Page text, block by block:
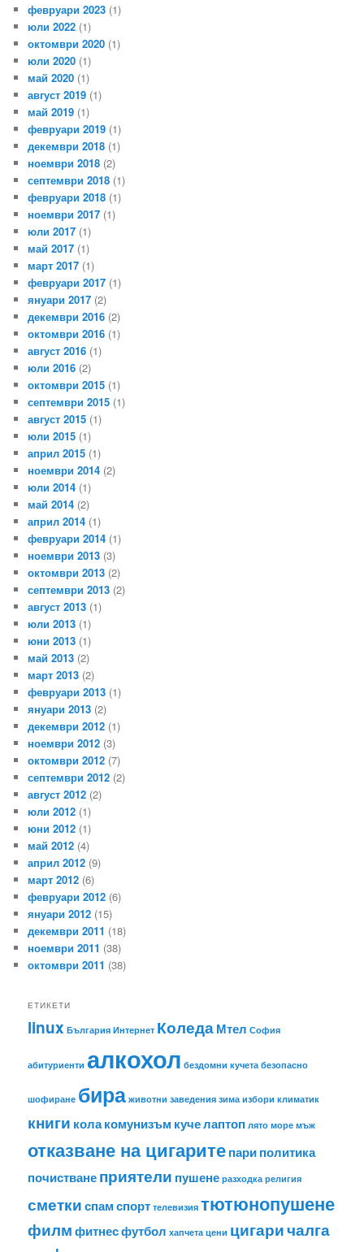
февруари 2023 (1)
юли 2022 (1)
октомври 2020 (1)
юли 2020 (1)
май 2020 (1)
август 2019 (1)
май 2019 (1)
февруари 2019 (1)
декември 2018 (1)
ноември 2018 (2)
септември 2018 (1)
февруари 2018 (1)
ноември 2017 (1)
юли 2017 (1)
май 2017 (1)
март 2017 (1)
февруари 2017 (1)
януари 2017 (2)
декември 2016 (2)
октомври 2016 (1)
август 2016 (1)
юли 2016 (2)
октомври 2015 (1)
септември 2015 (1)
август 2015 (1)
юли 2015 (1)
април 2015 (1)
ноември 2014 (2)
юли 2014 (1)
май 2014 (2)
април 2014 (1)
февруари 2014 (1)
ноември 2013 (3)
октомври 2013 (2)
септември 2013 (2)
август 2013 (1)
юли 2013 (1)
юни 2013 (1)
май 2013 (2)
март 2013 (2)
февруари 2013 (1)
януари 2013 (2)
декември 2012 (1)
ноември 2012 (3)
октомври 2012 (7)
септември 2012 (2)
август 2012 (2)
юли 2012 (1)
юни 2012 (1)
май 2012 (4)
април 2012 (9)
март 2012 (6)
февруари 2012 (6)
януари 2012 (15)
декември 2011 (18)
ноември 2011 (38)
октомври 2011 (38)
ЕТИКЕТИ
linux България Интернет КоледаМтел София
абитуриенти алкохол бездомни кучета безопасно
шофиране бира животни заведения зима избори климатик
книги колакомунизъм кучелаптоп лято море мъж
отказване на цигаритепариполитика
почистванеприятели пушене разходка религия
сметкиспамспорт телевизия тютюнопушене
филмфитнесфутбол хапчета цени цигаричалга